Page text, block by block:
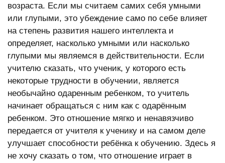
возраста. Если мы считаем самих себя умными
или глупыми, это убеждение само по себе влияет
на степень развития нашего интеллекта и
определяет, насколько умными или насколько
глупыми мы являемся в действительности. Если
учителю сказать, что ученик, у которого есть
некоторые трудности в обучении, является
необычайно одаренным ребенком, то учитель
начинает обращаться с ним как с одарённым
ребенком. Это отношение мягко и ненавязчиво
передается от учителя к ученику и на самом деле
улучшает способности ребёнка к обучению. Здесь я
не хочу сказать о том, что отношение играет в